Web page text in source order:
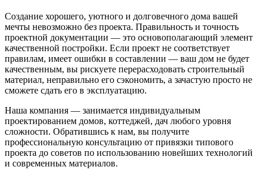
Создание хорошего, уютного и долговечного дома вашей
мечты невозможно без проекта. Правильность и точность
проектной документации — это основополагающий элемент
качественной постройки. Если проект не соответствует
правилам, имеет ошибки в составлении — ваш дом не будет
качественным, вы рискуете перерасходовать строительный
материал, неправильно его сэкономить, а зачастую просто не
сможете сдать его в эксплуатацию.
Наша компания — занимается индивидуальным
проектированием домов, коттеджей, дач любого уровня
сложности. Обратившись к нам, вы получите
профессиональную консультацию от привязки типового
проекта до советов по использованию новейших технологий
и современных материалов.